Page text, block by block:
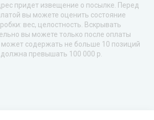
придет извещение о посылке. Перед
вы можете оценить состояние
вес, целостность. Вскрывать
вы можете только после оплаты
может содержать не больше 10 позиций
должна превышать 100 000 р.